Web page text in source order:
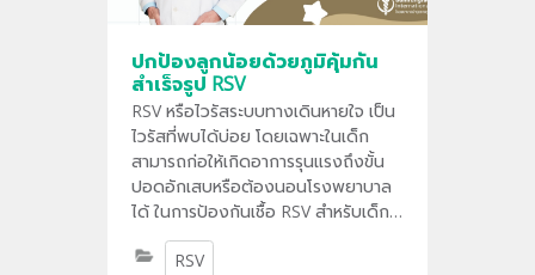
ปกป้องลูกน้อยด้วยภูมิคุ้มกัน
สำเร็จรูป RSV
RSV หรือไวรัสระบบทางเดินหายใจ เป็น
ไวรัสที่พบได้บ่อย โดยเฉพาะในเด็ก
สามารถก่อให้เกิดอาการรุนแรงถึงขั้น
ปอดอักเสบหรือต้องนอนโรงพยาบาล
ได้ ในการป้องกันเชื้อ RSV สำหรับเด็ก
คือการฉีดสารภูมิคุ้มกัน (antibody)
โดยตรง ออกฤทธิ์ป้องกันได้ทันทีหลัง
RSV